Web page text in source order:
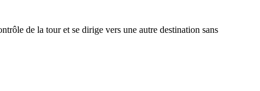
de la tour et se dirige vers une autre destination sans